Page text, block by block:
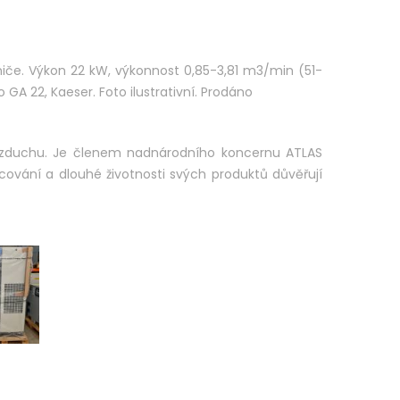
Výkon 22 kW, výkonnost 0,85-3,81 m3/min (51-
22, Kaeser. Foto ilustrativní. Prodáno
Je členem nadnárodního koncernu ATLAS
a dlouhé životnosti svých produktů důvěřují